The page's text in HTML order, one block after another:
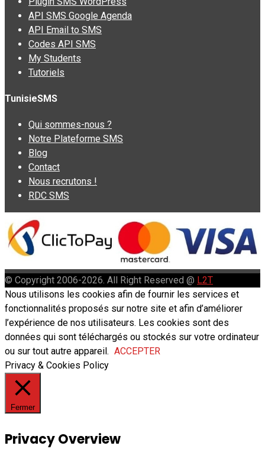
API SMS Google Agenda
API Email to SMS
Codes API SMS
My Students
Tutoriels
TunisieSMS
Qui sommes-nous ?
Notre Plateforme SMS
Blog
Contact
Nous recrutons !
RDC SMS
© Copyright 2006-2026. All Right Reserved @ L2T
Nous utilisons les cookies afin de fournir les services et
fonctionnalités proposés sur notre site et afin d’améliorer
l’expérience de nos utilisateurs. Les cookies sont des
données qui sont téléchargés ou stockés sur votre ordinateur
ou sur tout autre appareil. ACCEPTER
Privacy & Cookies Policy
Fermer
Privacy Overview